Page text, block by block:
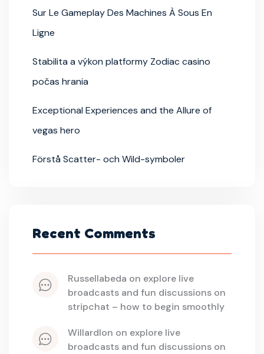
Sur Le Gameplay Des Machines À Sous En
Ligne
Stabilita a výkon platformy Zodiac casino
počas hrania
Exceptional Experiences and the Allure of
vegas hero
Förstå Scatter- och Wild-symboler
Recent Comments
russellabeda on explore live
broadcasts and fun discussions on
stripchat – how to begin smoothly
willardlon on explore live
broadcasts and fun discussions on